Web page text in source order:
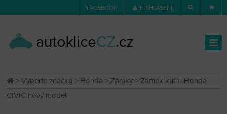
FACEBOOK PŘIHLÁŠENÍ
>Vyberte značku > Honda > Zámky > Zámek kufru Honda
CIVIC nový model